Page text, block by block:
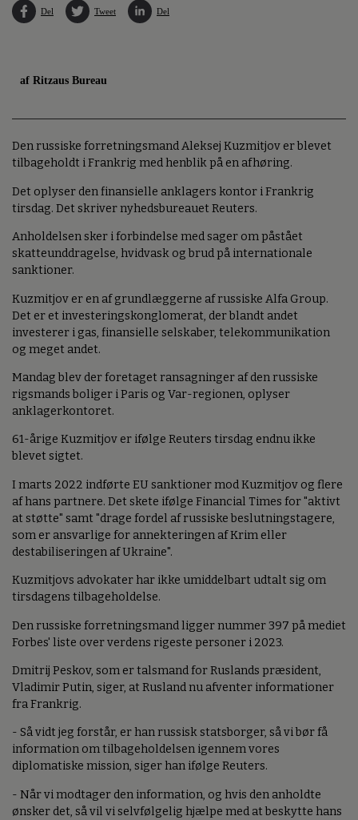
Del Tweet Del
af Ritzaus Bureau
Den russiske forretningsmand Aleksej Kuzmitjov er blevet
tilbageholdt i Frankrig med henblik på en afhøring.
Det oplyser den finansielle anklagers kontor i Frankrig
tirsdag. Det skriver nyhedsbureauet Reuters.
Anholdelsen sker i forbindelse med sager om påstået
skatteunddragelse, hvidvask og brud på internationale
sanktioner.
Kuzmitjov er en af grundlæggerne af russiske Alfa Group.
Det er et investeringskonglomerat, der blandt andet
investerer i gas, finansielle selskaber, telekommunikation
og meget andet.
Mandag blev der foretaget ransagninger af den russiske
rigsmands boliger i Paris og Var-regionen, oplyser
anklagerkontoret.
61-årige Kuzmitjov er ifølge Reuters tirsdag endnu ikke
blevet sigtet.
I marts 2022 indførte EU sanktioner mod Kuzmitjov og flere
af hans partnere. Det skete ifølge Financial Times for "aktivt
at støtte" samt "drage fordel af russiske beslutningstagere,
som er ansvarlige for annekteringen af Krim eller
destabiliseringen af Ukraine".
Kuzmitjovs advokater har ikke umiddelbart udtalt sig om
tirsdagens tilbageholdelse.
Den russiske forretningsmand ligger nummer 397 på mediet
Forbes' liste over verdens rigeste personer i 2023.
Dmitrij Peskov, som er talsmand for Ruslands præsident,
Vladimir Putin, siger, at Rusland nu afventer informationer
fra Frankrig.
- Så vidt jeg forstår, er han russisk statsborger, så vi bør få
information om tilbageholdelsen igennem vores
diplomatiske mission, siger han ifølge Reuters.
- Når vi modtager den information, og hvis den anholdte
ønsker det, så vil vi selvfølgelig hjælpe med at beskytte hans